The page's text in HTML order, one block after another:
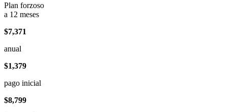
Plan forzoso
a 12 meses
$7,371
anual
$1,379
pago inicial
$8,799